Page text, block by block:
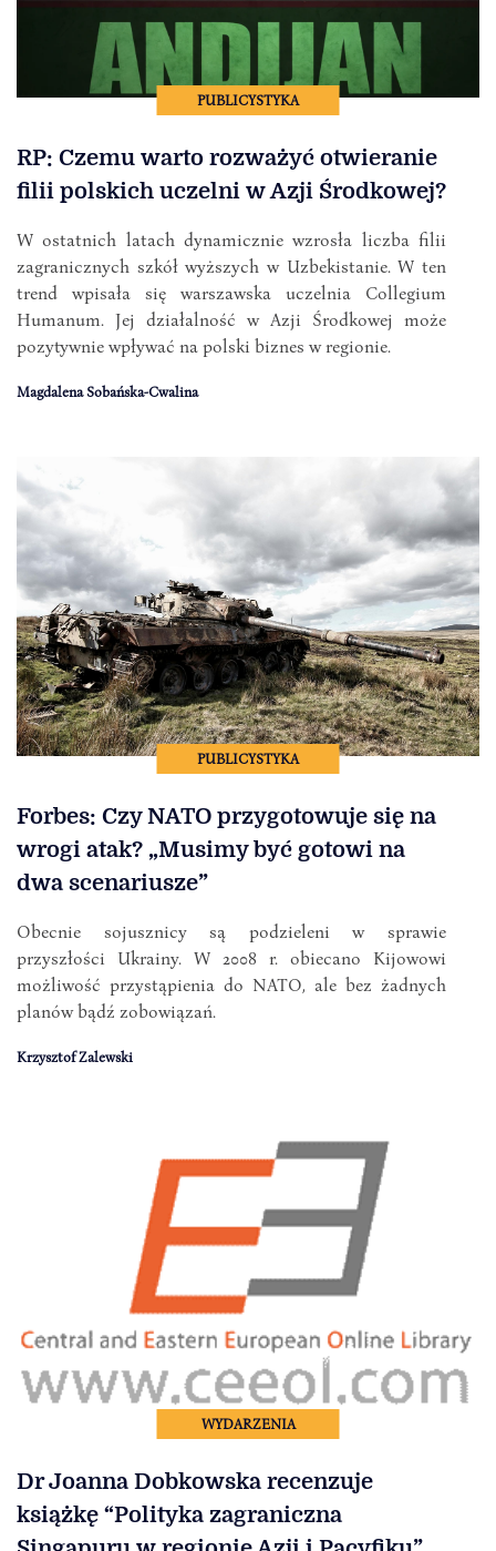
PUBLICYSTYKA
RP: Czemu warto rozważyć otwieranie
filii polskich uczelni w Azji Środkowej?
W ostatnich latach dynamicznie wzrosła liczba filii
zagranicznych szkół wyższych w Uzbekistanie. W ten
trend wpisała się warszawska uczelnia Collegium
Humanum. Jej działalność w Azji Środkowej może
pozytywnie wpływać na polski biznes w regionie.
Magdalena Sobańska-Cwalina
PUBLICYSTYKA
Forbes: Czy NATO przygotowuje się na
wrogi atak? „Musimy być gotowi na
dwa scenariusze”
Obecnie sojusznicy są podzieleni w sprawie
przyszłości Ukrainy. W 2008 r. obiecano Kijowowi
możliwość przystąpienia do NATO, ale bez żadnych
planów bądź zobowiązań.
Krzysztof Zalewski
WYDARZENIA
Dr Joanna Dobkowska recenzuje
książkę “Polityka zagraniczna